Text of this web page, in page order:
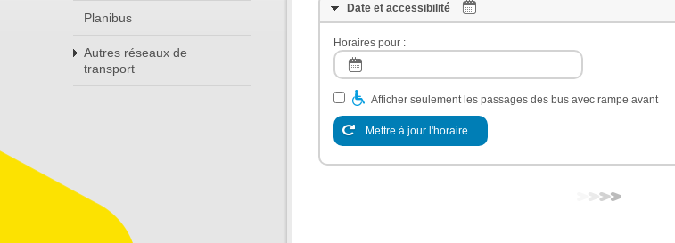
Planibus
Autres réseaux de
transport
Date et accessibilité
Horaires pour :
Afficher seulement les passages des bus avec rampe avant
Mettre à jour l'horaire